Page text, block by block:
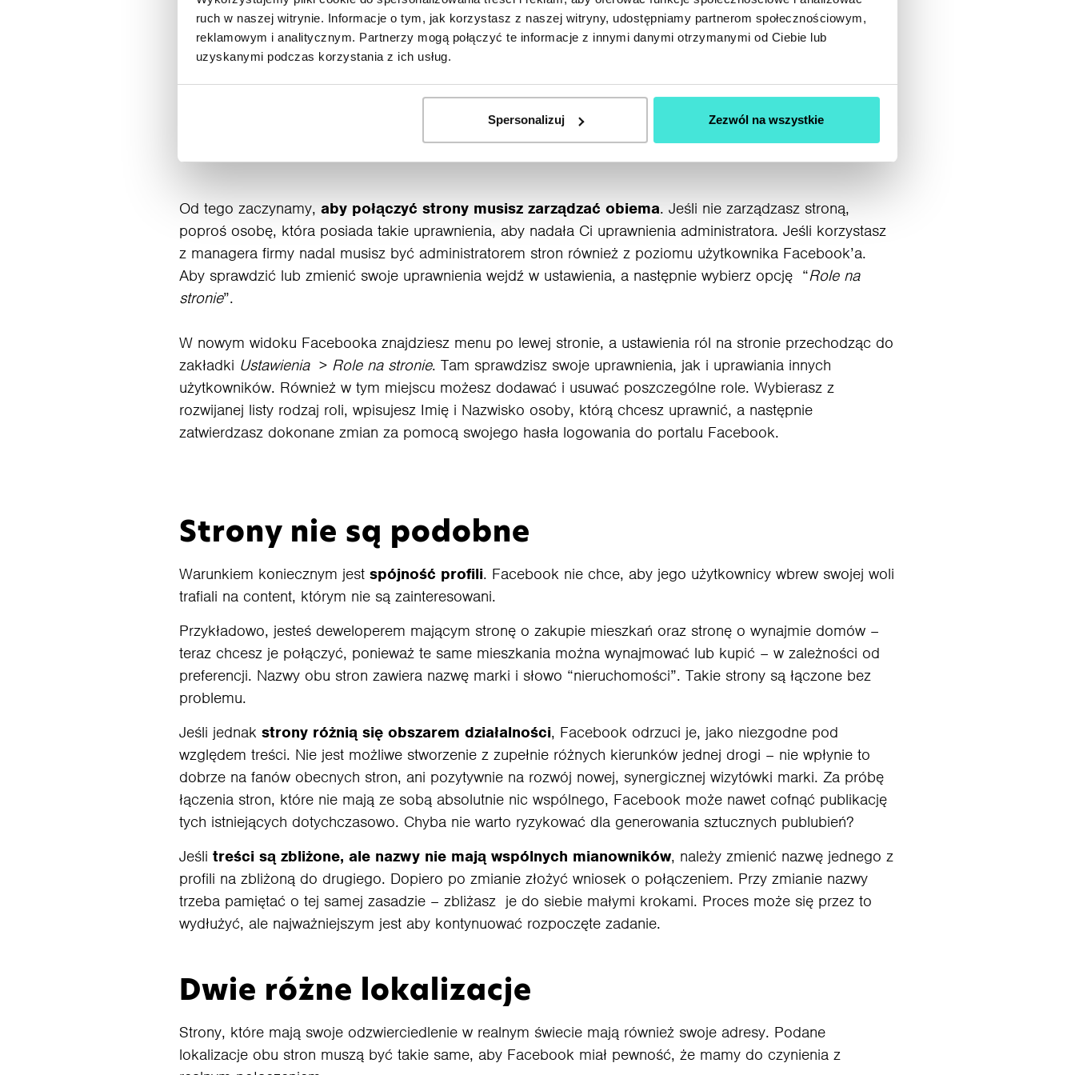
ruch w naszej witrynie. Informacje o tym, jak korzystasz z naszej witryny, udostępniamy partnerom społecznościowym,
reklamowym i analitycznym. Partnerzy mogą połączyć te informacje z innymi danymi otrzymanymi od Ciebie lub
uzyskanymi podczas korzystania z ich usług.
Spersonalizuj Zezwól na wszystkie
Nie jesteś administratorem profilu
Od tego zaczynamy, aby połączyć strony musisz zarządzać obiema. Jeśli nie zarządzasz stroną,
poproś osobę, która posiada takie uprawnienia, aby nadała Ci uprawnienia administratora. Jeśli korzystasz
z managera firmy nadal musisz być administratorem stron również z poziomu użytkownika Facebook’a.
Aby sprawdzić lub zmienić swoje uprawnienia wejdź w ustawienia, a następnie wybierz opcję “Role na
stronie”.
W nowym widoku Facebooka znajdziesz menu po lewej stronie, a ustawienia ról na stronie przechodząc do
zakładki Ustawienia> Role na stronie. Tam sprawdzisz swoje uprawnienia, jak i uprawiania innych
użytkowników. Również w tym miejscu możesz dodawać i usuwać poszczególne role. Wybierasz z
rozwijanej listy rodzaj roli, wpisujesz Imię i Nazwisko osoby, którą chcesz uprawnić, a następnie
zatwierdzasz dokonane zmian za pomocą swojego hasła logowania do portalu Facebook.
Strony nie są podobne
Warunkiem koniecznym jest spójność profili. Facebook nie chce, aby jego użytkownicy wbrew swojej woli
trafiali na content, którym nie są zainteresowani.
Przykładowo, jesteś deweloperem mającym stronę o zakupie mieszkań oraz stronę o wynajmie domów –
teraz chcesz je połączyć, ponieważ te same mieszkania można wynajmować lub kupić – w zależności od
preferencji. Nazwy obu stron zawiera nazwę marki i słowo “nieruchomości”. Takie strony są łączone bez
problemu.
Jeśli jednak strony różnią się obszarem działalności, Facebook odrzuci je, jako niezgodne pod
względem treści. Nie jest możliwe stworzenie z zupełnie różnych kierunków jednej drogi – nie wpłynie to
dobrze na fanów obecnych stron, ani pozytywnie na rozwój nowej, synergicznej wizytówki marki. Za próbę
łączenia stron, które nie mają ze sobą absolutnie nic wspólnego, Facebook może nawet cofnąć publikację
tych istniejących dotychczasowo. Chyba nie warto ryzykować dla generowania sztucznych publubień?
Jeśli treści są zbliżone, ale nazwy nie mają wspólnych mianowników, należy zmienić nazwę jednego z
profili na zbliżoną do drugiego. Dopiero po zmianie złożyć wniosek o połączeniem. Przy zmianie nazwy
trzeba pamiętać o tej samej zasadzie – zbliżasz je do siebie małymi krokami. Proces może się przez to
wydłużyć, ale najważniejszym jest aby kontynuować rozpoczęte zadanie.
Dwie różne lokalizacje
Strony, które mają swoje odzwierciedlenie w realnym świecie mają również swoje adresy. Podane
lokalizacje obu stron muszą być takie same, aby Facebook miał pewność, że mamy do czynienia z